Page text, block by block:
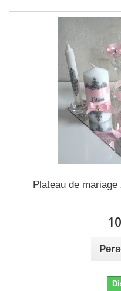
Plateau de